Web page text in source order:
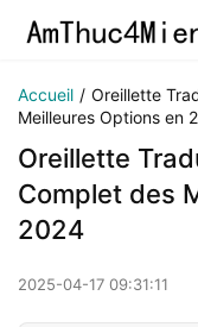
Accueil / Oreillette
Meilleures Options en
Oreillette
Complet des
2024
2025-04-17 09:31:11